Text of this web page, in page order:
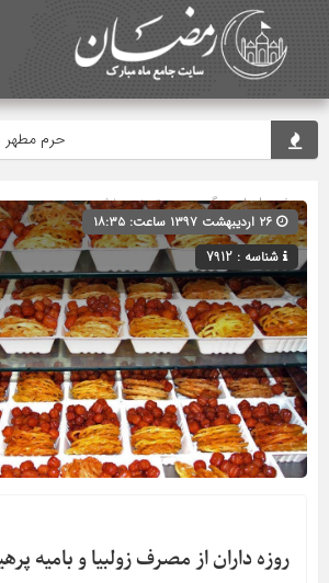
حرم مطهر
صفحه اصلی» گروه » دسته‌بندی نشده
شناسه : 7912
روزه داران از مصرف زولبیا و بامیه